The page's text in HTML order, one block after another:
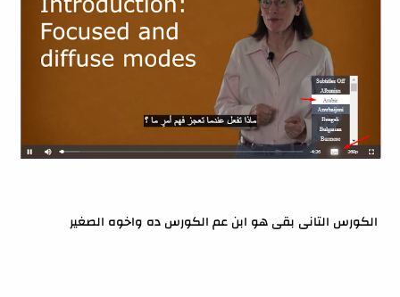
الكورس التانى بقى هو ابن عم الكورس ده واخوه الصغير